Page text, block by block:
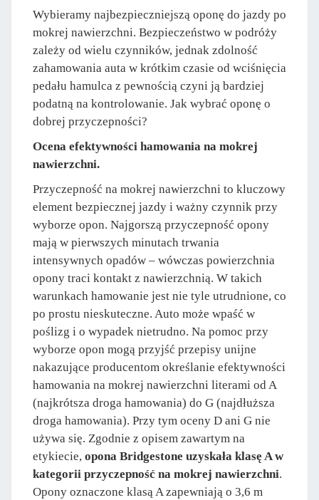
Wybieramy najbezpieczniejszą oponę do jazdy po
mokrej nawierzchni. Bezpieczeństwo w podróży
zależy od wielu czynników, jednak zdolność
zahamowania auta w krótkim czasie od wciśnięcia
pedału hamulca z pewnością czyni ją bardziej
podatną na kontrolowanie. Jak wybrać oponę o
dobrej przyczepności?
Ocena efektywności hamowania na mokrej
nawierzchni.
Przyczepność na mokrej nawierzchni to kluczowy
element bezpiecznej jazdy i ważny czynnik przy
wyborze opon. Najgorszą przyczepność opony
mają w pierwszych minutach trwania
intensywnych opadów – wówczas powierzchnia
opony traci kontakt z nawierzchnią. W takich
warunkach hamowanie jest nie tyle utrudnione, co
po prostu nieskuteczne. Auto może wpaść w
poślizg i o wypadek nietrudno. Na pomoc przy
wyborze opon mogą przyjść przepisy unijne
nakazujące producentom określanie efektywności
hamowania na mokrej nawierzchni literami od A
(najkrótsza droga hamowania) do G (najdłuższa
droga hamowania). Przy tym oceny D ani G nie
używa się. Zgodnie z opisem zawartym na
etykiecie, opona Bridgestone uzyskała klasę A w
kategorii przyczepność na mokrej nawierzchni.
Opony oznaczone klasą A zapewniają o 3,6 m